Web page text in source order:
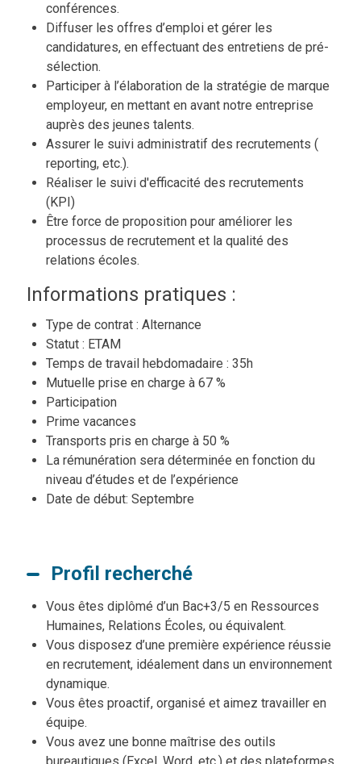
conférences.
Diffuser les offres d’emploi et gérer les
candidatures, en effectuant des entretiens de pré-
sélection.
Participer à l’élaboration de la stratégie de marque
employeur, en mettant en avant notre entreprise
auprès des jeunes talents.
Assurer le suivi administratif des recrutements (
reporting, etc.).
Réaliser le suivi d'efficacité des recrutements
(KPI)
Être force de proposition pour améliorer les
processus de recrutement et la qualité des
relations écoles.
Informations pratiques :
Type de contrat : Alternance
Statut : ETAM
Temps de travail hebdomadaire : 35h
Mutuelle prise en charge à 67 %
Participation
Prime vacances
Transports pris en charge à 50 %
La rémunération sera déterminée en fonction du
niveau d’études et de l’expérience
Date de début: Septembre
Profil recherché
Vous êtes diplômé d’un Bac+3/5 en Ressources
Humaines, Relations Écoles, ou équivalent.
Vous disposez d’une première expérience réussie
en recrutement, idéalement dans un environnement
dynamique.
Vous êtes proactif, organisé et aimez travailler en
équipe.
Vous avez une bonne maîtrise des outils